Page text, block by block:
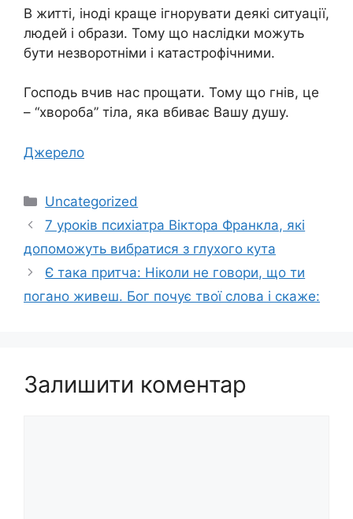
В житті, іноді краще ігнорувати деякі ситуації,
людей і образи. Тому що наслідки можуть
бути незворотніми і катастрофічними.
Господь вчив нас прощати. Тому що гнів, це
– “хвороба” тіла, яка вбиває Вашу душу.
Джерело
Категорії
Uncategorized
7 уроків психіатра Віктора Франкла, які
допоможуть вибратися з глухого кута
Є така притча: Ніколи не говори, що ти
погано живеш. Бог почує твої слова і скаже:
Залишити коментар